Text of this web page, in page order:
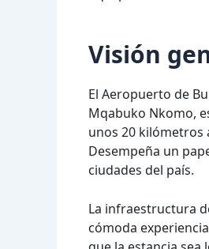
Visión
El Aeropuerto de
Mqabuko Nkomo,
unos 20 kilómetros
Desempeña un
ciudades del país.
La infraestructura
cómoda